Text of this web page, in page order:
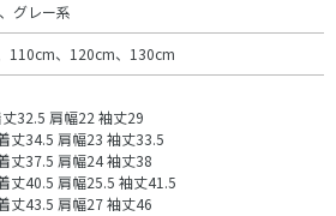
グレー系
110cm、120cm、130cm
32.5 肩幅22 袖丈29
丈34.5 肩幅23 袖丈33.5
丈37.5 肩幅24 袖丈38
丈40.5 肩幅25.5 袖丈41.5
丈43.5 肩幅27 袖丈46